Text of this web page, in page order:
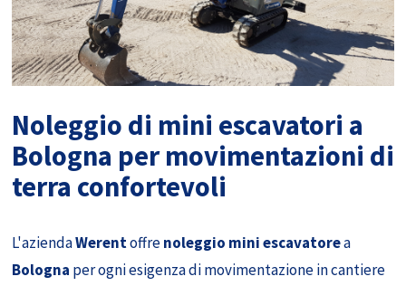
Noleggio di mini escavatori a
Bologna per movimentazioni di
terra confortevoli
L'aziendaWerentoffrenoleggio mini escavatorea
Bologna per ogni esigenza di movimentazione in cantiere